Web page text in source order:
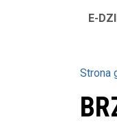
E-
Strona